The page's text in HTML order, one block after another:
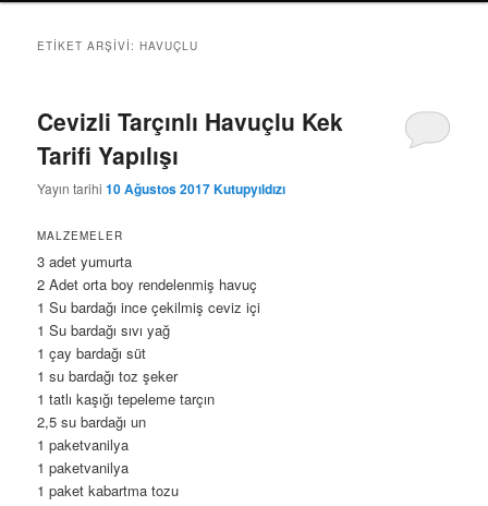
ETIKET ARŞIVI:HAVUÇLU
Cevizli Tarçınlı Havuçlu Kek
Tarifi Yapılışı
Yayın tarihi10 Ağustos 2017Kutupyıldızı
MALZEMELER
3 adet yumurta
2 Adet orta boy rendelenmiş havuç
1 Su bardağı ince çekilmiş ceviz içi
1 Su bardağı sıvı yağ
1 çay bardağı süt
1 su bardağı toz şeker
1 tatlı kaşığı tepeleme tarçın
2,5 su bardağı un
1 paketvanilya
1 paketvanilya
1 paket kabartma tozu